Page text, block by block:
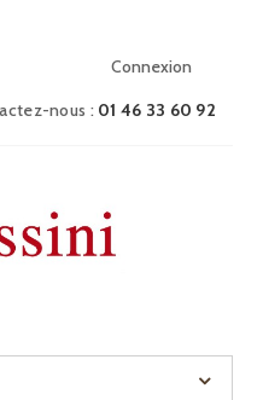
Connexion
nous : 01 46 33 60 92